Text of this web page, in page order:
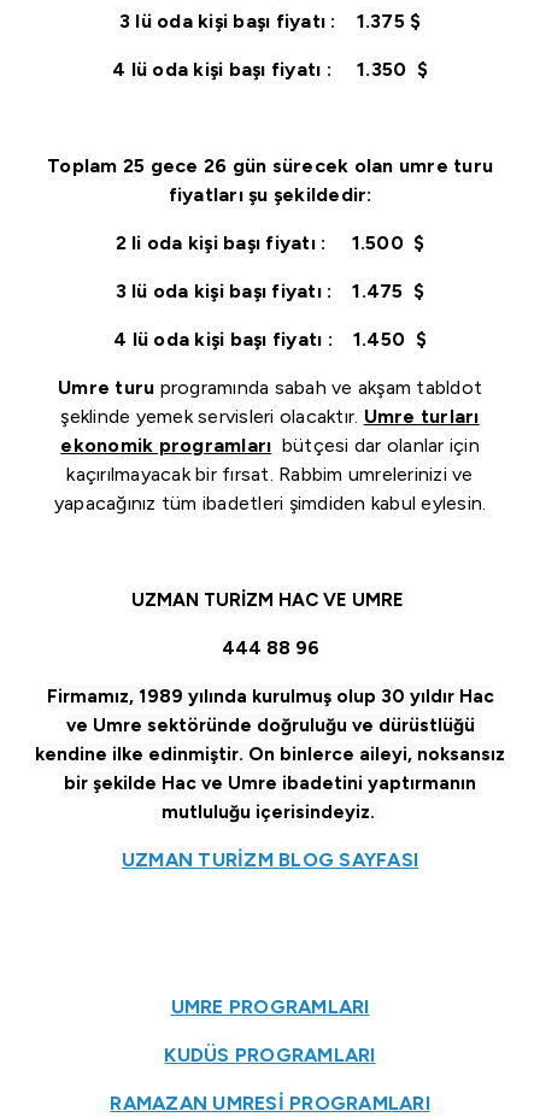
3 lü oda kişi başı fiyatı : 1.375 $
4 lü oda kişi başı fiyatı : 1.350 $
Toplam 25 gece 26 gün sürecek olan umre turu
fiyatları şu şekildedir:
2 li oda kişi başı fiyatı : 1.500 $
3 lü oda kişi başı fiyatı : 1.475 $
4 lü oda kişi başı fiyatı : 1.450 $
Umre turu programında sabah ve akşam tabldot
şeklinde yemek servisleri olacaktır. Umre turları
ekonomik programları bütçesi dar olanlar için
kaçırılmayacak bir fırsat. Rabbim umrelerinizi ve
yapacağınız tüm ibadetleri şimdiden kabul eylesin.
UZMAN TURİZM HAC VE UMRE
444 88 96
Firmamız, 1989 yılında kurulmuş olup 30 yıldır Hac
ve Umre sektöründe doğruluğu ve dürüstlüğü
kendine ilke edinmiştir. On binlerce aileyi, noksansız
bir şekilde Hac ve Umre ibadetini yaptırmanın
mutluluğu içerisindeyiz.
UZMAN TURİZM BLOG SAYFASI
UMRE PROGRAMLARI
KUDÜS PROGRAMLARI
RAMAZAN UMRESİ PROGRAMLARI